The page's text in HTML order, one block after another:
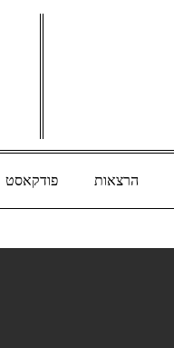
הרצאות פודקאסט